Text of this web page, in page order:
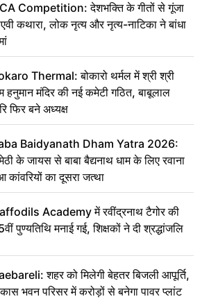
Competition: देशभक्ति के गीतों से गूंजा
कथारा, लोक नृत्य और नृत्य-नाटिका ने बांधा
Thermal: बोकारो थर्मल में श्री श्री
हनुमान मंदिर की नई कमेटी गठित, बाबूलाल
फिर बने अध्यक्ष
Baidyanath Dham Yatra 2026:
के जायस से बाबा बैद्यनाथ धाम के लिए रवाना
कांवरियों का दूसरा जत्था
Academy में रवींद्रनाथ टैगोर की
पुण्यतिथि मनाई गई, शिक्षकों ने दी श्रद्धांजलि
शहर को मिलेगी बेहतर बिजली आपूर्ति,
भवन परिसर में करोड़ों से बनेगा पावर प्लांट